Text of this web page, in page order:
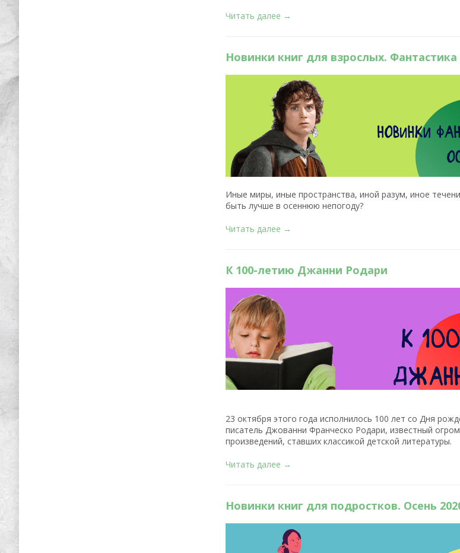
Читать далее →
Новинки книг для взрослых. Фантастика
Иные миры, иные пространства, иной разум, иное
быть лучше в осеннюю непогоду?
Читать далее →
К 100-летию Джанни Родари
23 октября этого года исполнилось 100 лет со Дня
писатель Джованни Франческо Родари, известный
произведений, ставших классикой детской литературы.
Читать далее →
Новинки книг для подростков. Осень